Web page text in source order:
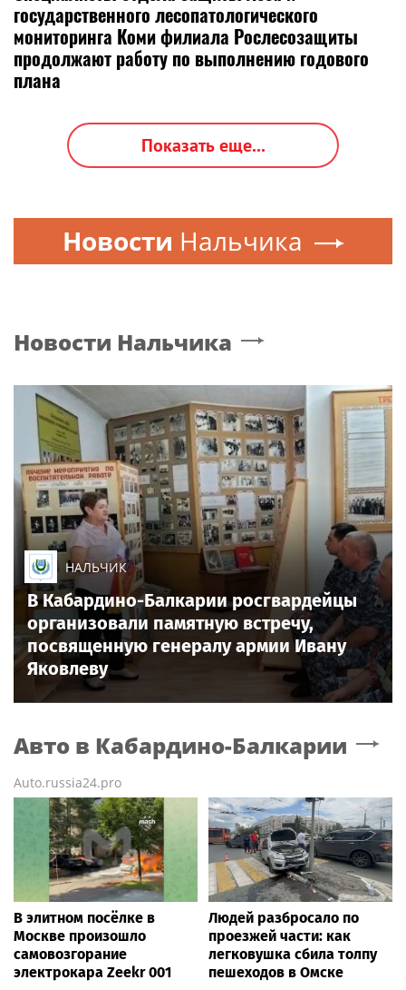
государственного лесопатологического
мониторинга Коми филиала Рослесозащиты
продолжают работу по выполнению годового
плана
Показать еще...
Новости Нальчика
Новости Нальчика
НАЛЬЧИК
В Кабардино-Балкарии росгвардейцы
организовали памятную встречу,
посвященную генералу армии Ивану
Яковлеву
Авто в Кабардино-Балкарии
Auto.russia24.pro
В элитном посёлке в
Москве произошло
самовозгорание
электрокара Zeekr 001
Людей разбросало по
проезжей части: как
легковушка сбила толпу
пешеходов в Омске